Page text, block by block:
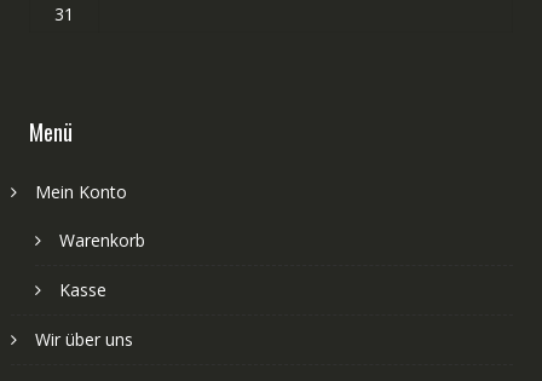
31
Menü
Mein Konto
Warenkorb
Kasse
Wir über uns